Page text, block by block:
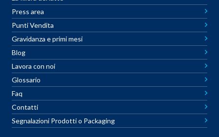
Press area
Punti Vendita
Gravidanza e primi mesi
Blog
Lavora con noi
Glossario
Faq
Contatti
Segnalazioni Prodotti o Packaging